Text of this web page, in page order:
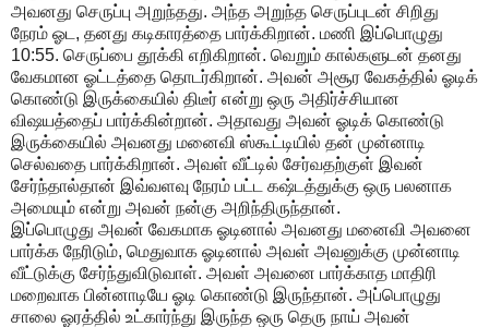
அவனது செருப்பு அறுந்தது. அந்த அறுந்த செருப்புடன் சிறிது
நேரம் ஓட , தனது கடிகாரத்தை பார்க்கிறான். மணி இப்பொழுது
10:55. செருப்பை தூக்கி எறிகிறான். வெறும் கால்களுடன் தனது
வேகமான ஓட்டத்தை தொடர்கிறான். அவன் அசூர வேகத்தில் ஓடிக்
கொண்டு இருக்கையில் திடீர் என்று ஒரு அதிர்ச்சியான
விஷயத்தைப் பார்க்கின்றான். அதாவது அவன் ஓடிக் கொண்டு
இருக்கையில் அவனது மனைவி ஸ்கூட்டியில் தன் முன்னாடி
செல்வதை பார்க்கிறான். அவள் வீட்டில் சேர்வதற்குள் இவன்
சேர்ந்தால்தான் இவ்வளவு நேரம் பட்ட கஷ்டத்துக்கு ஒரு பலனாக
அமையும் என்று அவன் நன்கு அறிந்திருந்தான்.
இப்பொழுது அவன் வேகமாக ஓடினால் அவனது மனைவி அவனை
பார்க்க நேரிடும், மெதுவாக ஓடினால் அவள் அவனுக்கு முன்னாடி
வீட்டுக்கு சேர்ந்துவிடுவாள். அவள் அவனை பார்க்காத மாதிரி
மறைவாக பின்னாடியே ஓடி கொண்டு இருந்தான். அப்பொழுது
சாலை ஓரத்தில் உட்கார்ந்து இருந்த ஒரு தெரு நாய் அவன்